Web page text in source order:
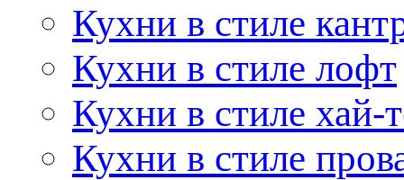
Кухни в стиле
Кухни в стиле лофт
Кухни в стиле хай-
Кухни в стиле